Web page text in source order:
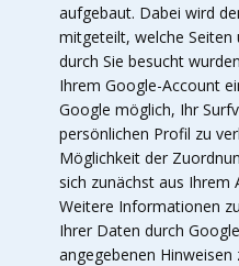
aufgebaut. Dabei wird
mitgeteilt, welche
durch Sie besucht
Ihrem Google-Account
Google möglich, Ihr
persönlichen Profil zu
Möglichkeit der
sich zunächst aus Ihrem
Weitere Informationen
Ihrer Daten durch
angegebenen